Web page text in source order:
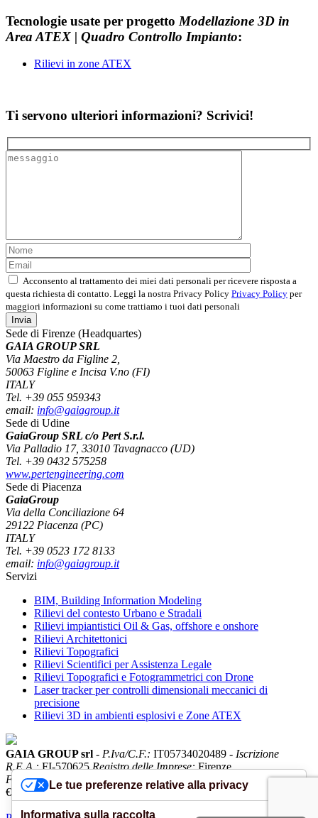
Tecnologie usate per progetto Modellazione 3D in
Area ATEX | Quadro Controllo Impianto:
Rilievi in zone ATEX
Ti servono ulteriori informazioni? Scrivici!
Acconsento al trattamento dei miei dati personali per ricevere risposta a
questa richiesta di contatto. Leggi la nostra Privacy Policy Privacy Policy per
maggiori informazioni su come trattiamo i tuoi dati personali
Sede di Firenze (Headquartes)
GAIA GROUP SRL
Via Maestro da Figline 2,
50063 Figline e Incisa V.no (FI)
ITALY
Tel. +39 055 959343
email: info@gaiagroup.it
Sede di Udine
GaiaGroup SRL c/o Pert S.r.l.
Via Palladio 17, 33010 Tavagnacco (UD)
Tel. +39 0432 575258
www.pertengineering.com
Sede di Piacenza
GaiaGroup
Via della Conciliazione 64
29122 Piacenza (PC)
ITALY
Tel. +39 0523 172 8133
email: info@gaiagroup.it
Servizi
BIM, Building Information Modeling
Rilievi del contesto Urbano e Stradali
Rilievi impiantistici Oil & Gas, offshore e onshore
Rilievi Architettonici
Rilievi Topografici
Rilievi Scientifici per Assistenza Legale
Rilievi Topografici e Fotogrammetrici con Drone
Laser tracker per controlli dimensionali meccanici di
precisione
Rilievi 3D in ambienti esplosivi e Zone ATEX
GAIA GROUP srl - P.Iva/C.F.: IT05734020489 - Iscrizione
R.E.A.:FI-570625Registro delle Imprese:Firenze
Forma Giuridica:
società a responsabilità limitata
Capitale Sociale:
€ 60.000,00 i.v.Codice ATECO:71.12.4Credits: Settore8
Le tue preferenze relative alla privacy
Informativa sulla raccolta